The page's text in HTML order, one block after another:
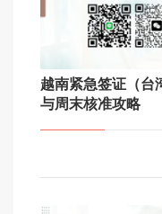
越南紧急签证（台
与周末核准攻略